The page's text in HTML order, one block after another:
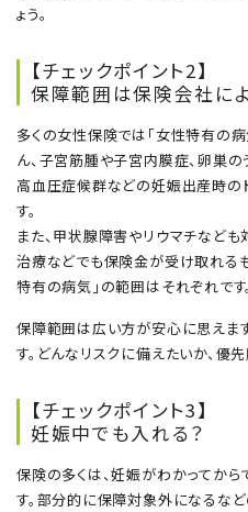
ょう。
【チェックポイント2】
保障範囲は保険会社に
多くの女性保険では「女性特有の
ん、子宮筋腫や子宮内膜症、卵巣
高血圧症候群などの妊娠出産時の
す。
また、甲状腺障害やリウマチなど
治療などでも保険金が受け取れる
特有の病気」の範囲はそれぞれです
保障範囲は広い方が安心に思えま
す。どんなリスクに備えたいか、優
【チェックポイント3】
妊娠中でも入れる？
保険の多くは、妊娠がわかってか
す。部分的に保障対象外になるな